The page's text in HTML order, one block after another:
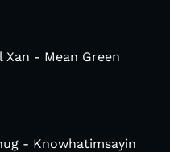
- Mean Green
- Knowhatimsayin